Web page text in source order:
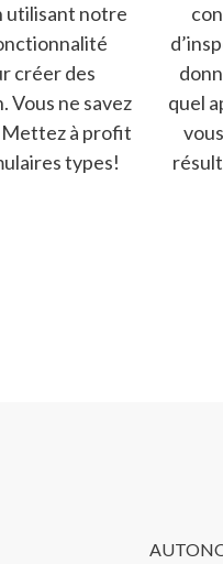
utilisant notre
créer des
Vous ne savez
Mettez à profit
types!
quel